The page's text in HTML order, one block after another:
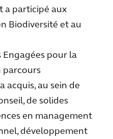
a participé aux
Biodiversité et au
pour la
parcours
acquis, au sein de
de solides
en management
développement